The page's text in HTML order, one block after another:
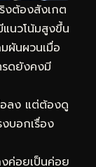
งต้องสังเกต
นวโน้มสูงขึ้น
ผันผวนเมื่อ
รดยังคงมี
อลง แต่ต้องดู
งบอกเรื่อง
ค่อยเป็นค่อย